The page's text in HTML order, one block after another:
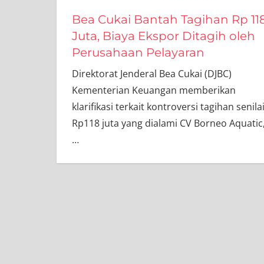
Bea Cukai Bantah Tagihan Rp
Juta, Biaya Ekspor Ditagih oleh
Perusahaan Pelayaran
Direktorat Jenderal Bea Cukai (DJBC)
Kementerian Keuangan memberikan
klarifikasi terkait kontroversi tagihan senilai
Rp118 juta yang dialami CV Borneo Aquatic,
…